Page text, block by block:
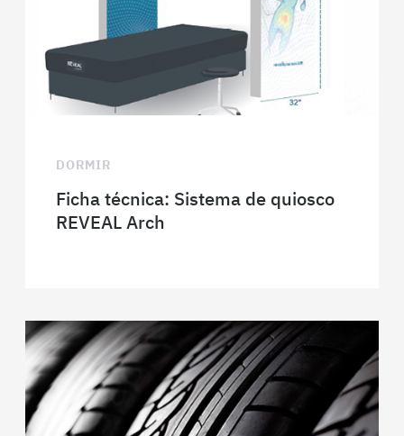
DORMIR
Ficha técnica: Sistema de quiosco
REVEAL Arch